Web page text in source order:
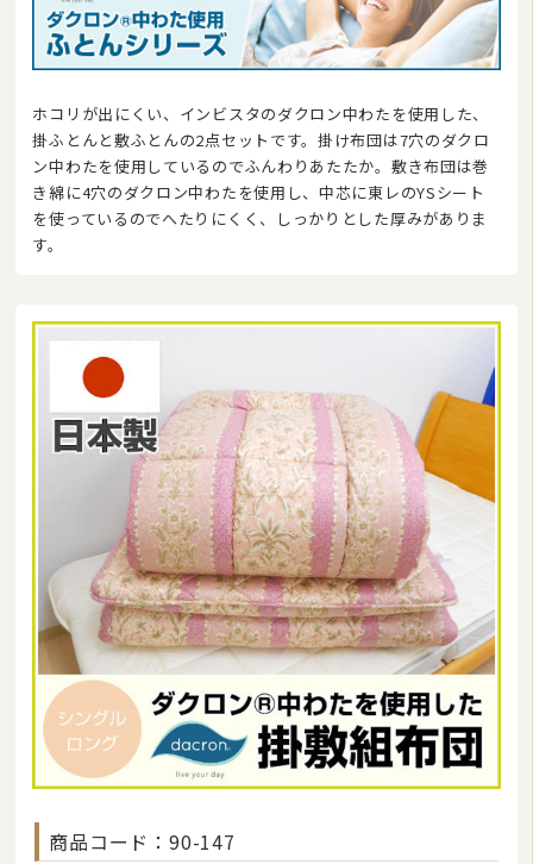
ホコリが出にくい、インビスタのダクロン中わたを使用した、
掛ふとんと敷ふとんの2点セットです。掛け布団は7穴のダクロ
ン中わたを使用しているのでふんわりあたたか。敷き布団は巻
き綿に4穴のダクロン中わたを使用し、中芯に東レのYSシート
を使っているのでへたりにくく、しっかりとした厚みがありま
す。
商品コード：90-147